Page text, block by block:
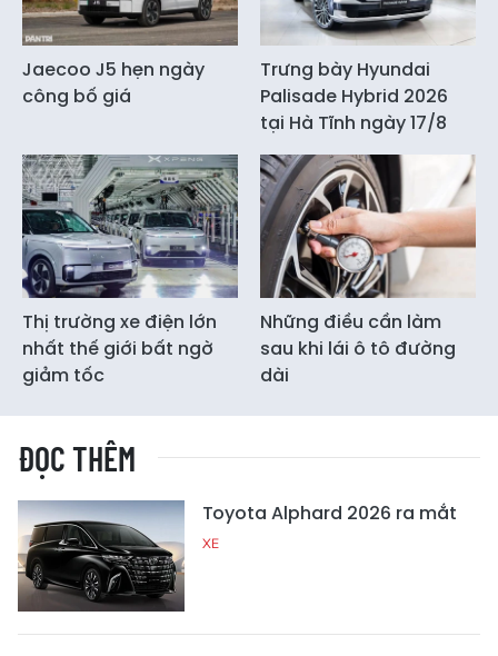
Jaecoo J5 hẹn ngày
công bố giá
Trưng bày Hyundai
Palisade Hybrid 2026
tại Hà Tĩnh ngày 17/8
Thị trường xe điện lớn
nhất thế giới bất ngờ
giảm tốc
Những điều cần làm
sau khi lái ô tô đường
dài
ĐỌC THÊM
Toyota Alphard 2026 ra mắt
XE